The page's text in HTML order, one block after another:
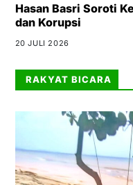
Hasan Basri Soroti
dan Korupsi
20 JULI 2026
RAKYAT BICARA